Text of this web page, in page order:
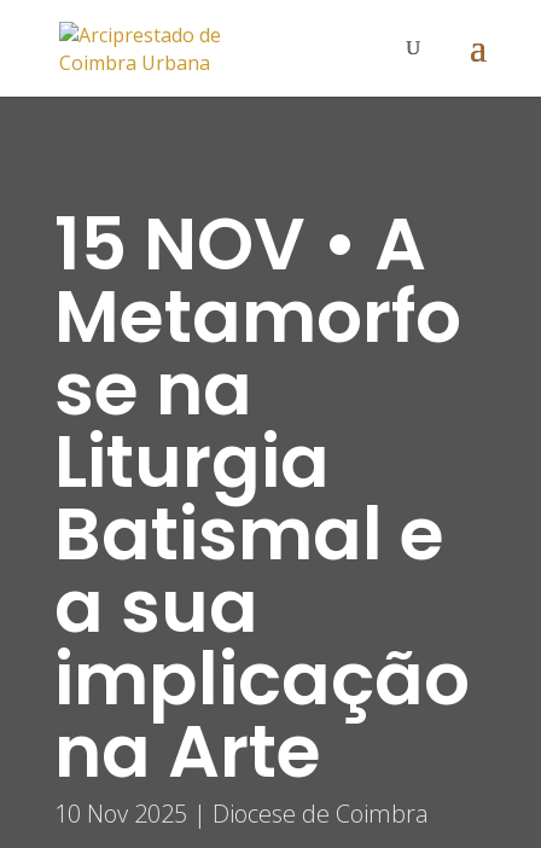
15 NOV • A
Metamorfo
se na
Liturgia
Batismal e
a sua
implicação
na Arte
10 Nov 2025 | Diocese de Coimbra